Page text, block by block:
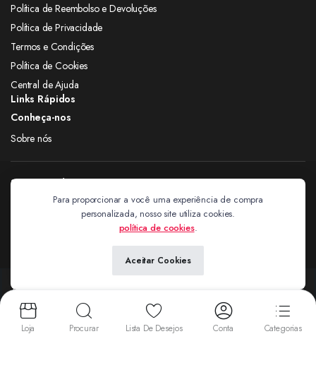
Política de Reembolso e Devoluções
Política de Privacidade
Termos e Condições
Política de Cookies
Central de Ajuda
Links Rápidos
Conheça-nos
Sobre nós
Siga nas redes
Copyright 2024 © Extravagantes. Todos os direitos reservados. by
Aceitamos:
Para proporcionar a você uma experiência de compra
personalizada, nosso site utiliza cookies.
política de cookies.
Aceitar Cookies
Loja Procurar Lista De Desejos Conta Categorias